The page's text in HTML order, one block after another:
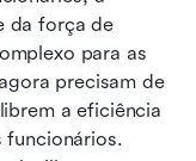
da força de
para as
precisam de
a eficiência
funcionários.
para
de